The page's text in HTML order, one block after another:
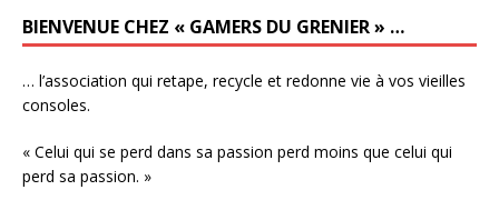
BIENVENUE CHEZ « GAMERS DU GRENIER » …
… l’association qui retape, recycle et redonne vie à vos vieilles
consoles.
« Celui qui se perd dans sa passion perd moins que celui qui
perd sa passion. »